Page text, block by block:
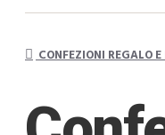
CONFEZIONI REGALO